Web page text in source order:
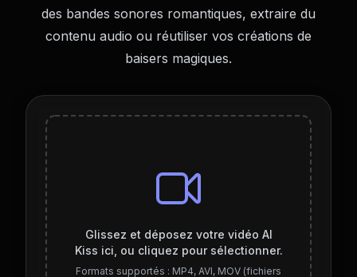
des bandes sonores romantiques, extraire du
contenu audio ou réutiliser vos créations de
baisers magiques.
Glissez et déposez votre vidéo AI
Kiss ici, ou cliquez pour sélectionner.
Formats supportés : MP4, AVI, MOV (fichiers